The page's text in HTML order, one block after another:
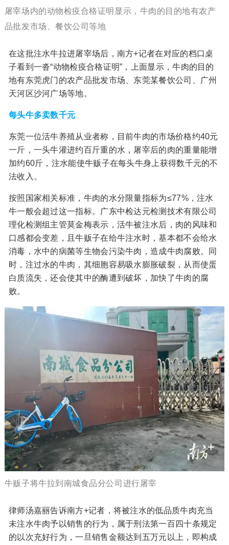
屠宰场内的动物检疫合格证明显示，牛肉的目的地有农产
品批发市场、餐饮公司等地
在这批注水牛拉进屠宰场后，南方+记者在对应的档口桌
子看到一沓“动物检疫合格证明”，上面显示，牛肉的目的
地有东莞虎门的农产品批发市场、东莞某餐饮公司、广州
天河区沙河广场等地。
每头牛多卖数千元
东莞一位活牛养殖从业者称，目前牛肉的市场价格约40元
一斤，一头牛灌进约百斤重的水，屠宰后的肉的重量能增
加约60斤，注水能使牛贩子在每头牛身上获得数千元的不
法收入。
按照国家相关标准，牛肉的水分限量指标为≤77%，注水
牛一般会超过这一指标。广东中检达元检测技术有限公司
理化检测组主管莫金梅表示，活牛被注水后，肉的风味和
口感都会变差，且牛贩子在给牛注水时，基本都不会给水
消毒，水中的病菌等生物会污染牛肉，造成牛肉腐败。同
时，注过水的牛肉，其细胞容易吸水膨胀破裂，从而使蛋
白质流失，还会使其中的酶遭到破坏，加快了牛肉的腐
败。
牛贩子将牛拉到南城食品分公司进行屠宰
律师汤嘉丽告诉南方+记者，将被注水的低品质牛肉充当
未注水牛肉予以销售的行为，属于刑法第一百四十条规定
的以次充好行为，一旦销售金额达到五万元以上，即构成